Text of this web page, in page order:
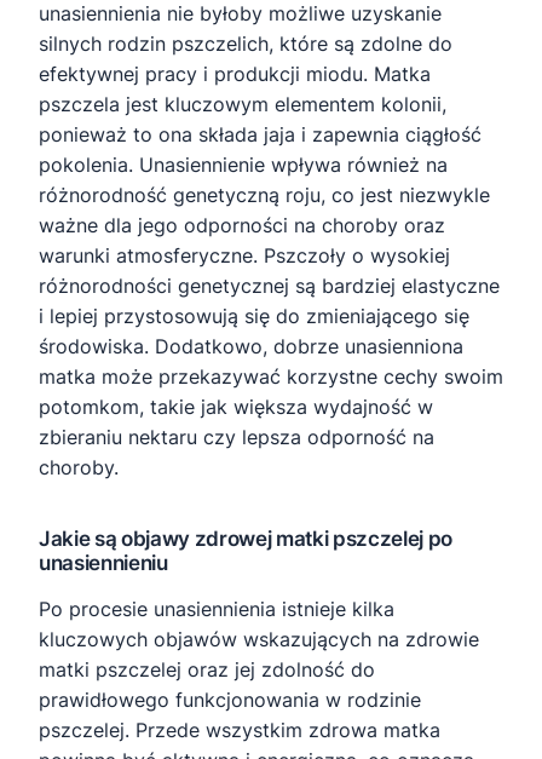
unasiennienia nie byłoby możliwe uzyskanie
silnych rodzin pszczelich, które są zdolne do
efektywnej pracy i produkcji miodu. Matka
pszczela jest kluczowym elementem kolonii,
ponieważ to ona składa jaja i zapewnia ciągłość
pokolenia. Unasiennienie wpływa również na
różnorodność genetyczną roju, co jest niezwykle
ważne dla jego odporności na choroby oraz
warunki atmosferyczne. Pszczoły o wysokiej
różnorodności genetycznej są bardziej elastyczne
i lepiej przystosowują się do zmieniającego się
środowiska. Dodatkowo, dobrze unasienniona
matka może przekazywać korzystne cechy swoim
potomkom, takie jak większa wydajność w
zbieraniu nektaru czy lepsza odporność na
choroby.
Jakie są objawy zdrowej matki pszczelej po
unasiennieniu
Po procesie unasiennienia istnieje kilka
kluczowych objawów wskazujących na zdrowie
matki pszczelej oraz jej zdolność do
prawidłowego funkcjonowania w rodzinie
pszczelej. Przede wszystkim zdrowa matka